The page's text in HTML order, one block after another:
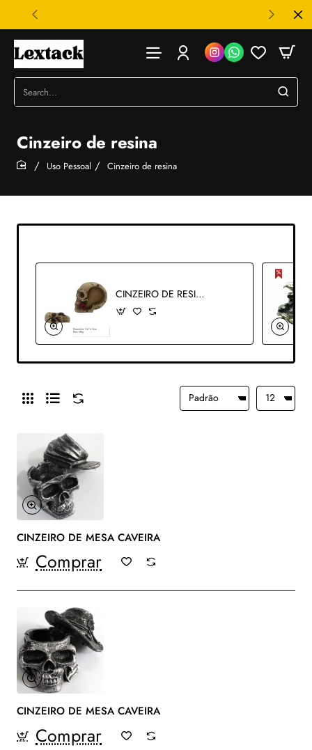
Search...
Cinzeiro de resina
home
Uso Pessoal Cinzeiro de resina
CINZEIRO DE RESINA PLAST.PVC MOD. CAVEIRA REF:AP-171038
CINZEIRO DE MESA CAVEIRA
Comprar
CINZEIRO DE MESA CAVEIRA
Comprar